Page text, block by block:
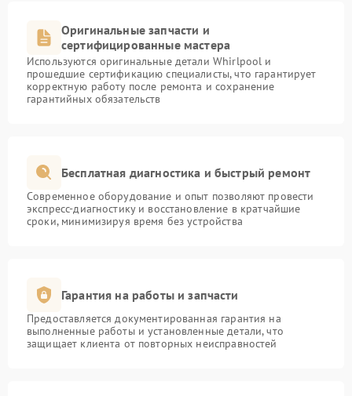
Оригинальные запчасти и
сертифицированные мастера
Используются оригинальные детали Whirlpool и
прошедшие сертификацию специалисты, что гарантирует
корректную работу после ремонта и сохранение
гарантийных обязательств
Бесплатная диагностика и быстрый ремонт
Современное оборудование и опыт позволяют провести
экспресс-диагностику и восстановление в кратчайшие
сроки, минимизируя время без устройства
Гарантия на работы и запчасти
Предоставляется документированная гарантия на
выполненные работы и установленные детали, что
защищает клиента от повторных неисправностей